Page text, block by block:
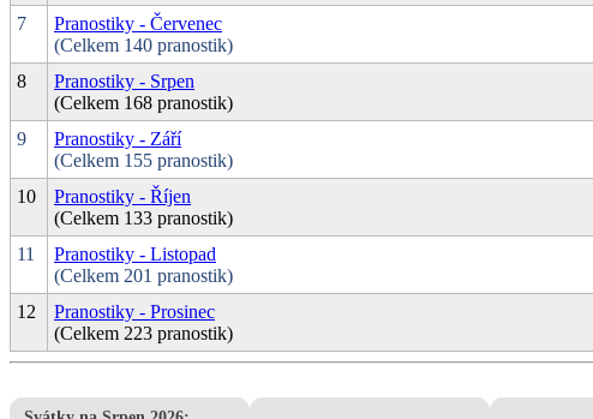
7
Pranostiky - Červenec
(Celkem 140 pranostik)
8
Pranostiky - Srpen
(Celkem 168 pranostik)
9
Pranostiky - Září
(Celkem 155 pranostik)
10
Pranostiky - Říjen
(Celkem 133 pranostik)
11
Pranostiky - Listopad
(Celkem 201 pranostik)
12
Pranostiky - Prosinec
(Celkem 223 pranostik)